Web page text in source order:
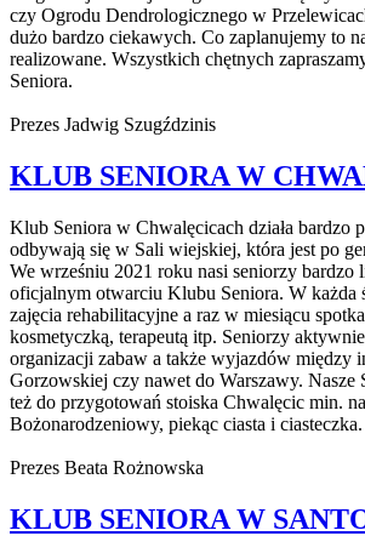
czy Ogrodu Dendrologicznego w
dużo bardzo ciekawych. Co zaplanujemy to
realizowane. Wszystkich chętnych
Seniora.
Prezes Jadwig Szugździnis
KLUB SENIORA W
Klub Seniora w Chwalęcicach działa bardzo
odbywają się w Sali wiejskiej, która jest po
We wrześniu 2021 roku nasi seniorzy bardzo
oficjalnym otwarciu Klubu Seniora. W każda
zajęcia rehabilitacyjne a raz w miesiącu
kosmetyczką, terapeutą itp. Seniorzy
organizacji zabaw a także wyjazdów między
Gorzowskiej czy nawet do Warszawy. Nasze
też do przygotowań stoiska Chwalęcic min.
Bożonarodzeniowy, piekąc ciasta i ciasteczka.
Prezes Beata Rożnowska
KLUB SENIORA W